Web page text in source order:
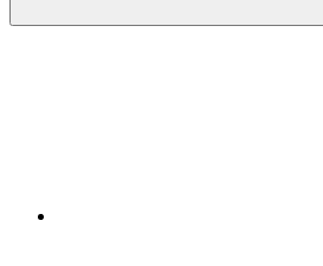
Compartilhar